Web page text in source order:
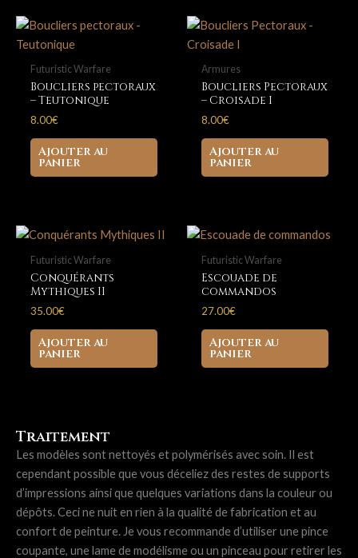
Futuristic Warfare
Boucliers pectoraux
– Teutonique
8.00€
Ajouter au
panier
Armures
Boucliers Pectoraux
– Croisade I
8.00€
Ajouter au
panier
Futuristic Warfare
Conquérants
Mythiques II
35.00€
Ajouter au
panier
Futuristic Warfare
Escouade de
commandos
27.00€
Ajouter au
panier
Traitement
Les modèles sont nettoyés et polymérisés avec soin. Il est
cependant possible que vous déceliez des restes de supports
d’impressions ainsi que quelques variations dans la couleur ou
dépôts. Ceci ne nuit en rien à la qualité de fabrication et au
confort de peinture. Je vous recommande d’utiliser une pince
coupante, une lame de modélisme ou un pinceau pour retirer les